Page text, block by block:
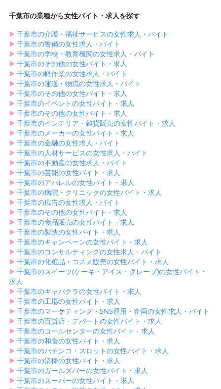
千葉市の業種から女性バイト・求人を探す
▶︎ 千葉市の介護・福祉サービスの女性求人・バイト
▶︎ 千葉市の警備の女性求人・バイト
▶︎ 千葉市の学校・教育機関の女性求人・バイト
▶︎ 千葉市のその他の女性バイト・求人
▶︎ 千葉市の軽作業の女性求人・バイト
▶︎ 千葉市の運送・物流の女性求人・バイト
▶︎ 千葉市のその他の女性バイト・求人
▶︎ 千葉市のイベントの女性バイト・求人
▶︎ 千葉市のその他の女性バイト・求人
▶︎ 千葉市のインテリア・雑貨販売の女性バイト・求人
▶︎ 千葉市のメーカーの女性バイト・求人
▶︎ 千葉市の金融の女性求人・バイト
▶︎ 千葉市の人材サービスの女性求人・バイト
▶︎ 千葉市の不動産の女性求人・バイト
▶︎ 千葉市の芸能の女性バイト・求人
▶︎ 千葉市のアパレルの女性バイト・求人
▶︎ 千葉市の病院・クリニックの女性バイト・求人
▶︎ 千葉市の広告の女性求人・バイト
▶︎ 千葉市のその他の女性バイト・求人
▶︎ 千葉市の食品販売の女性バイト・求人
▶︎ 千葉市の製造の女性バイト・求人
▶︎ 千葉市のキャンペーンの女性バイト・求人
▶︎ 千葉市のコンサルティングの女性求人・バイト
▶︎ 千葉市の化粧品・コスメ販売の女性バイト・求人
▶︎ 千葉市のスイーツ(ケーキ・アイス・クレープ)の女性バイト・
求人
▶︎ 千葉市のキャバクラの女性バイト・求人
▶︎ 千葉市の工場の女性バイト・求人
▶︎ 千葉市のマーケティング・SNS運用・企画の女性求人・バイト
▶︎ 千葉市の百貨店・デパートの女性バイト・求人
▶︎ 千葉市のコールセンターの女性バイト・求人
▶︎ 千葉市の和食の女性バイト・求人
▶︎ 千葉市のパチンコ・スロットの女性バイト・求人
▶︎ 千葉市の清掃の女性バイト・求人
▶︎ 千葉市のガールズバーの女性バイト・求人
▶︎ 千葉市のスーパーの女性バイト・求人